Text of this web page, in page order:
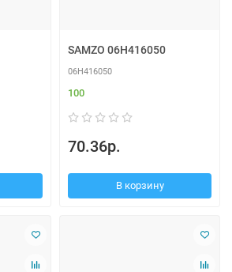
SAMZO 06H416050
06H416050
100
70.36р.
В корзину